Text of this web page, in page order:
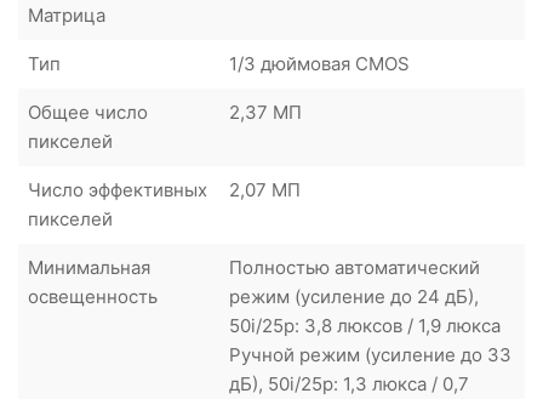
Матрица
Тип 1/3 дюймовая CMOS
Общее число
пикселей
2,37 МП
Число эффективных
пикселей
2,07 МП
Минимальная
освещенность
Полностью автоматический
режим (усиление до 24 дБ),
50i/25p: 3,8 люксов / 1,9 люкса
Ручной режим (усиление до 33
дБ), 50i/25p: 1,3 люкса / 0,7